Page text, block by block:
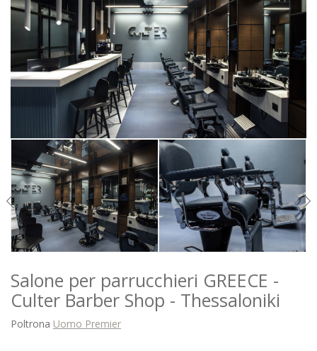
WARTEBEREICH
ZUBEHÖR
ANGEBOTE
INSPIRATIONEN
HERUNTERLADEN
DISTRIBUTORI
NEUIGKEITEN
KONTAKTE
Salone per parrucchieri GREECE -
Culter Barber Shop - Thessaloniki
Poltrona Uomo Premier